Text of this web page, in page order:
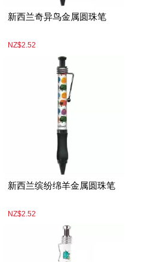
新西兰奇异鸟金属圆珠笔
NZ$2.52
新西兰缤纷绵羊金属圆珠笔
NZ$2.52